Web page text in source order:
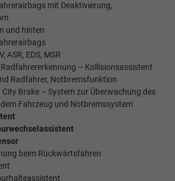
mit Deaktivierung,
und hinten
ASR, EDS, MSR
– Kollisionsassistent
Radfahrer, Notbremsfunktion
Brake – System zur Überwachung des
Fahrzeug und Notbremssystem
beim Rückwärtsfahren